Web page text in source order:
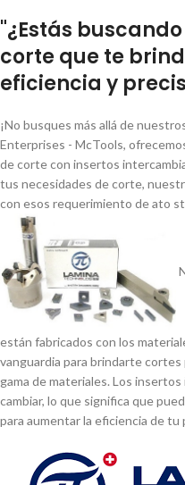
"¿Estás
corte que te
eficiencia y
¡No busques más allá de
Enterprises - McTools,
de corte con insertos
tus necesidades de corte,
con esos requerimiento de ato
están fabricados con los
vanguardia para brindarte
gama de materiales. Los
cambiar, lo que significa que
para aumentar la eficiencia de tu